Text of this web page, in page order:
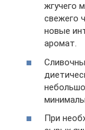
жгучего
свежего
новые
аромат.
При